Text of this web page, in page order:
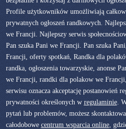
Profile użytkowników umożliwiają
prywatnych ogłoszeń randkowych.
we Francji. Najlepszy serwis
Pan szuka Pani we Francji. Pan szuka
Francji, oferty spotkań, Randka dla
randka, ogłoszenia towarzyskie, anonse
we Francji, randki dla polakow we
serwisu oznacza akceptację postanowień
prywatności określonych w regulaminie.
pytań lub problemów, możesz
całodobowe centrum wsparcia online,